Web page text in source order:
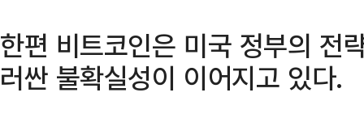
한편 비트코인은 미국 정부의 전
러싼 불확실성이 이어지고 있다.